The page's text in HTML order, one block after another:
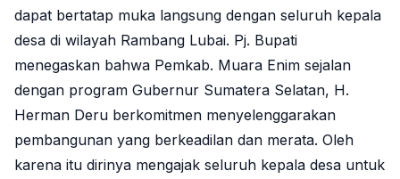
dapat bertatap muka langsung dengan seluruh kepala
desa di wilayah Rambang Lubai. Pj. Bupati
menegaskan bahwa Pemkab. Muara Enim sejalan
dengan program Gubernur Sumatera Selatan, H.
Herman Deru berkomitmen menyelenggarakan
pembangunan yang berkeadilan dan merata. Oleh
karena itu dirinya mengajak seluruh kepala desa untuk